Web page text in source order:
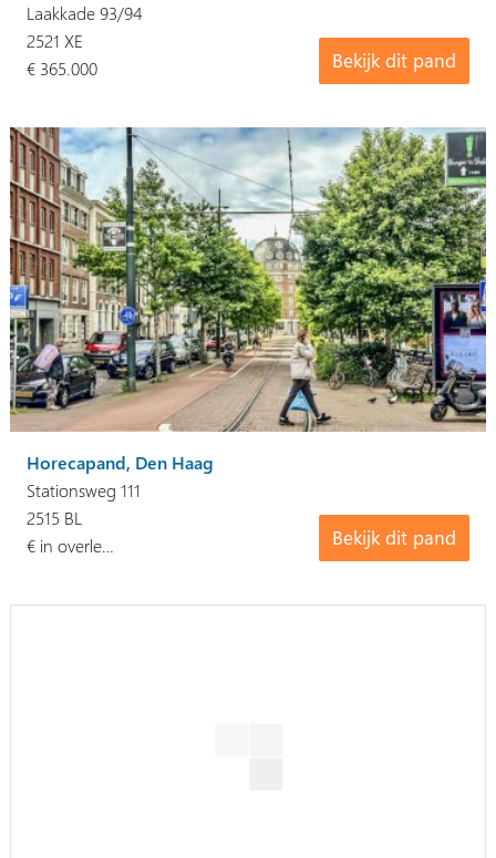
Laakkade 93/94
Bekijk dit pand
2521 XE
€ 365.000
Horecapand, Den Haag
Stationsweg 111
Bekijk dit pand
2515 BL
€ in overle…